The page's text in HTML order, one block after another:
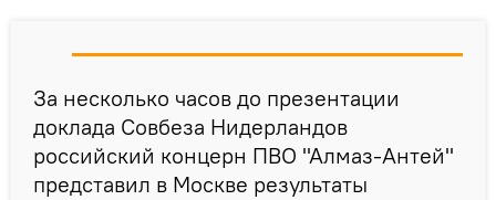
За несколько часов до презентации
доклада Совбеза Нидерландов
российский концерн ПВО "Алмаз-Антей"
представил в Москве результаты